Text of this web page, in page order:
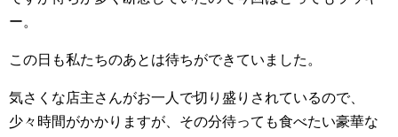
ー。
この日も私たちのあとは待ちができていました。
気さくな店主さんがお一人で切り盛りされているので、
少々時間がかかりますが、その分待っても食べたい豪華な